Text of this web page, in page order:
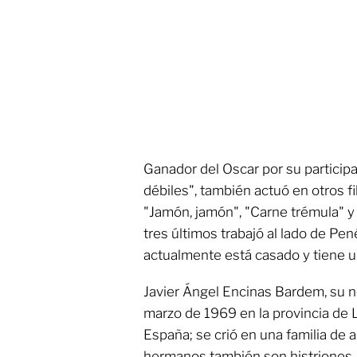
Ganador del Oscar por su
débiles", también actuó en otros
"Jamón, jamón", "Carne trémula"
tres últimos trabajó al lado de
actualmente está casado y tiene
Javier Ángel Encinas Bardem, su
marzo de 1969 en la provincia de
España; se crió en una familia de